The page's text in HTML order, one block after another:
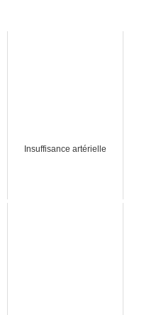
Insuffisance artérielle